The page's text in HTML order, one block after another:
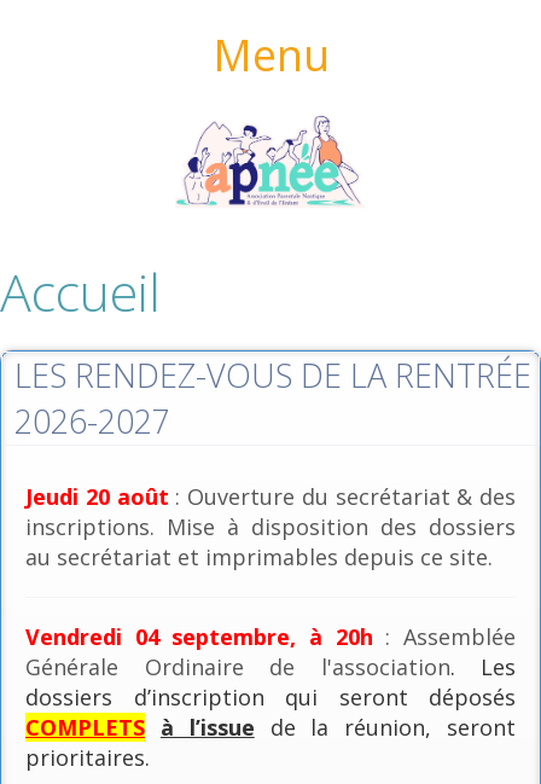
Menu
Accueil
LES RENDEZ-VOUS DE LA RENTRÉE
2026-2027
Jeudi 20 août : Ouverture du secrétariat & des
inscriptions. Mise à disposition des dossiers
au secrétariat et imprimables depuis ce site.
Vendredi 04 septembre, à 20h : Assemblée
Générale Ordinaire de l'association. Les
dossiers d’inscription qui seront déposés
COMPLETS à l’issue de la réunion, seront
prioritaires.